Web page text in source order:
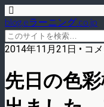
blog.eラーニング.co.jp
2014年11月21日 • コ
先日の色